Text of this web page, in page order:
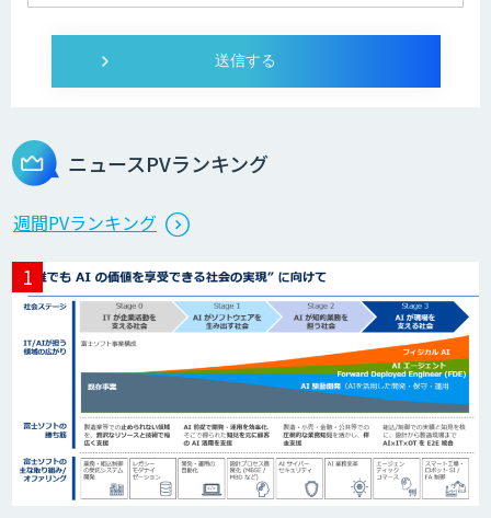
Wanderlust RAG コンシェルジュ
Dify開発支援
貴社専用ナレッジAI構築
SELFBOT AIエージェント
ニュースPVランキング
週間PVランキング